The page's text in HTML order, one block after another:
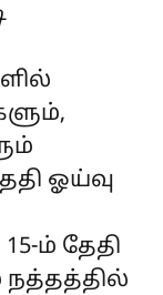
ஓய்வு
ம் தேதி